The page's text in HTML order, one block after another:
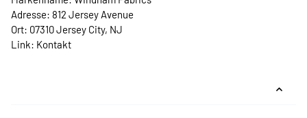
Adresse: 812 Jersey Avenue
Ort: 07310 Jersey City, NJ
Link: Kontakt